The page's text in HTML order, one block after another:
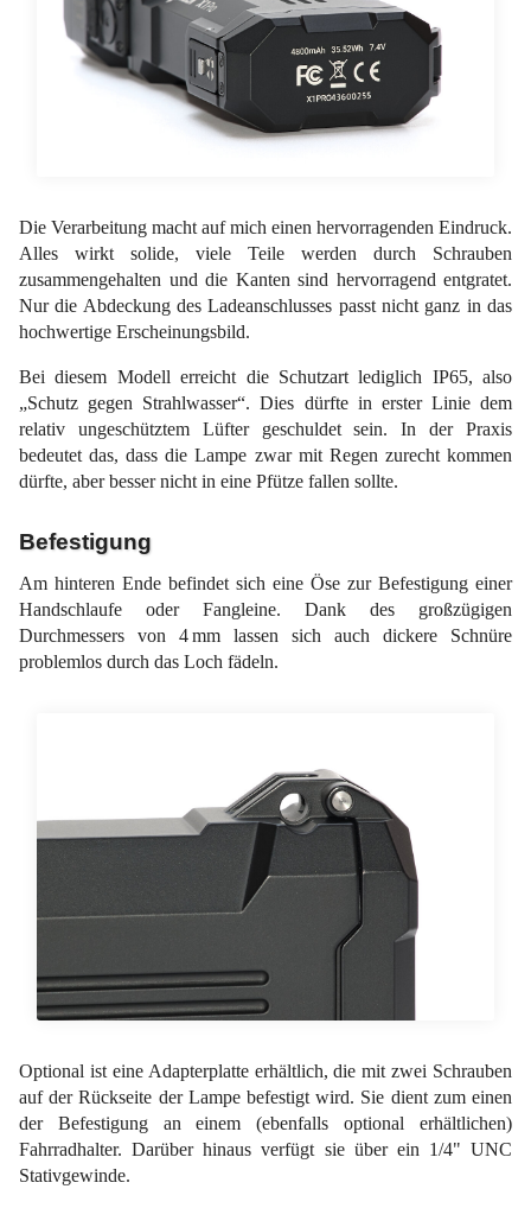
Die Verarbeitung macht auf mich einen hervorragenden Eindruck.
Alles wirkt solide, viele Teile werden durch Schrauben
zusammengehalten und die Kanten sind hervorragend entgratet.
Nur die Abdeckung des Ladeanschlusses passt nicht ganz in das
hochwertige Erscheinungsbild.
Bei diesem Modell erreicht die Schutzart lediglich IP65, also
„Schutz gegen Strahlwasser“. Dies dürfte in erster Linie dem
relativ ungeschütztem Lüfter geschuldet sein. In der Praxis
bedeutet das, dass die Lampe zwar mit Regen zurecht kommen
dürfte, aber besser nicht in eine Pfütze fallen sollte.
Befestigung
Am hinteren Ende befindet sich eine Öse zur Befestigung einer
Handschlaufe oder Fangleine. Dank des großzügigen
Durchmessers von 4 mm lassen sich auch dickere Schnüre
problemlos durch das Loch fädeln.
Optional ist eine Adapterplatte erhältlich, die mit zwei Schrauben
auf der Rückseite der Lampe befestigt wird. Sie dient zum einen
der Befestigung an einem (ebenfalls optional erhältlichen)
Fahrradhalter. Darüber hinaus verfügt sie über ein 1/4" UNC
Stativgewinde.